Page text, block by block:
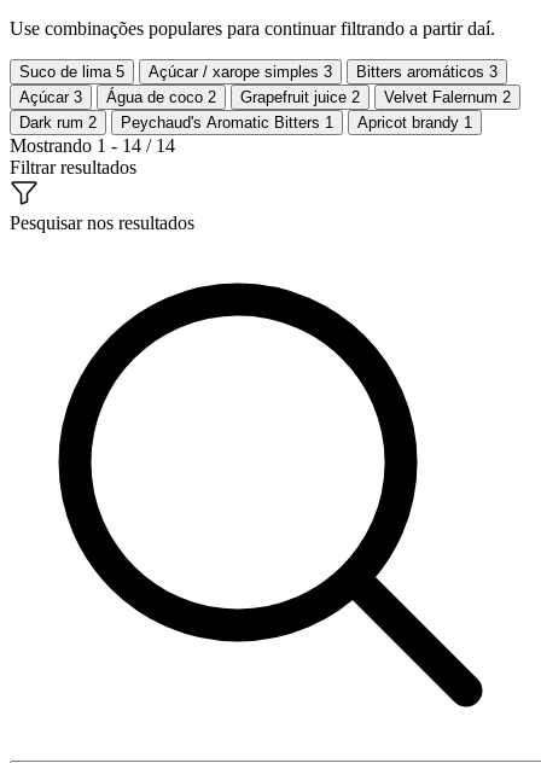
Use combinações populares para continuar filtrando a partir daí.
Suco de lima 5 Açúcar / xarope simples 3 Bitters aromáticos 3
Açúcar 3 Água de coco 2 Grapefruit juice 2 Velvet Falernum 2
Dark rum 2 Peychaud's Aromatic Bitters 1 Apricot brandy 1
Mostrando 1 - 14 / 14
Filtrar resultados
Pesquisar nos resultados